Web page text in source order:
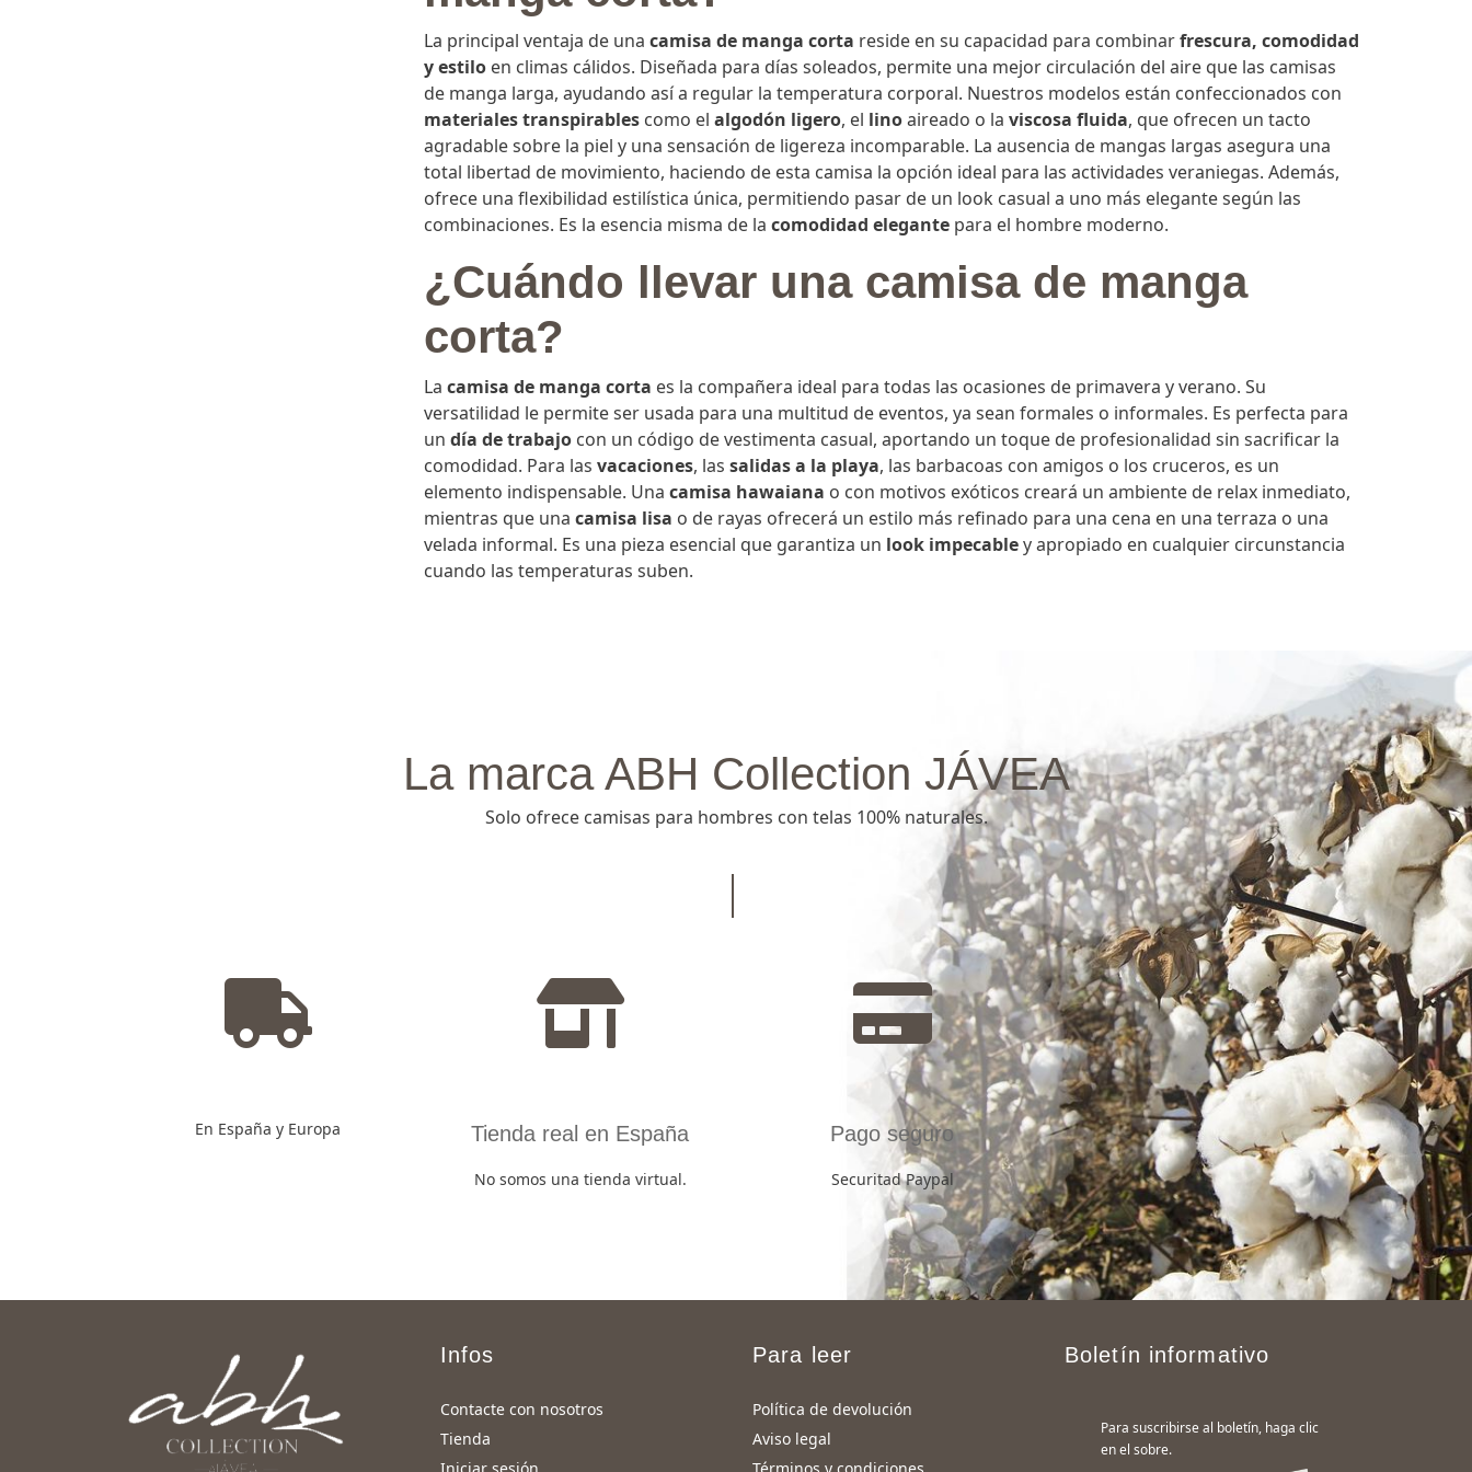
La principal ventaja de una camisa de manga corta reside en su capacidad para combinarfrescura, comodidad
y estilo en climas cálidos. Diseñada para días soleados, permite una mejor circulación del aire que las camisas
de manga larga, ayudando así a regular la temperatura corporal. Nuestros modelos están confeccionados con
materiales transpirables como el algodón ligero, el linoaireado o la viscosa fluida, que ofrecen un tacto
agradable sobre la piel y una sensación de ligereza incomparable. La ausencia de mangas largas asegura una
total libertad de movimiento, haciendo de esta camisa la opción ideal para las actividades veraniegas. Además,
ofrece una flexibilidad estilística única, permitiendo pasar de un look casual a uno más elegante según las
combinaciones. Es la esencia misma de la comodidad elegante para el hombre moderno.
¿Cuándo llevar una camisa de manga
corta?
La camisa de manga corta es la compañera ideal para todas las ocasiones de primavera y verano. Su
versatilidad le permite ser usada para una multitud de eventos, ya sean formales o informales. Es perfecta para
un día de trabajo con un código de vestimenta casual, aportando un toque de profesionalidad sin sacrificar la
comodidad. Para las vacaciones, las salidas a la playa, las barbacoas con amigos o los cruceros, es un
elemento indispensable. Una camisa hawaiana o con motivos exóticos creará un ambiente de relax inmediato,
mientras que una camisa lisa o de rayas ofrecerá un estilo más refinado para una cena en una terraza o una
velada informal. Es una pieza esencial que garantiza un look impecabley apropiado en cualquier circunstancia
cuando las temperaturas suben.
La marca ABH Collection JÁVEA
Solo ofrece camisas para hombres con telas 100% naturales.
En España y Europa Tienda real en España
No somos una tienda virtual.
Pago seguro
Securitad Paypal
Infos
Contacte con nosotros
Tienda
Iniciar sesión
Para leer
Política de devolución
Aviso legal
Términos y condiciones
Boletín informativo
Para suscribirse al boletín, haga clic
en el sobre.